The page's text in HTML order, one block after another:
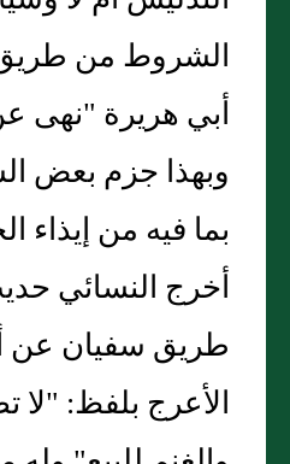
الشروط من
أبي هريرة "نهى
وبهذا جزم بعض
بما فيه من إيذاء
أخرج النسائي
طريق سفيان عن
الأعرج بلفظ: "لا